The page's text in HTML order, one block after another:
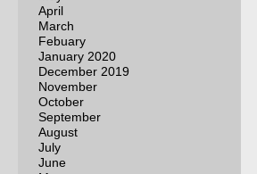
April
March
Febuary
January 2020
December 2019
November
October
September
August
July
June